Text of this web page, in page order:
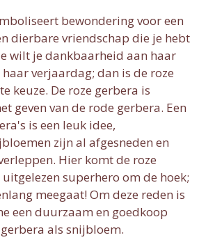
bewondering voor een
dierbare vriendschap die je hebt
wilt je dankbaarheid aan haar
verjaardag; dan is de roze
keuze. De roze gerbera is
geven van de rode gerbera. Een
is een leuk idee,
zijn al afgesneden en
Hier komt de roze
superhero om de hoek;
meegaat! Om deze reden is
een duurzaam en goedkoop
als snijbloem.